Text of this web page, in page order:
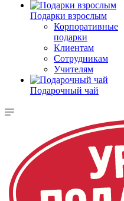
Подарки взрослым
Корпоративные
подарки
Клиентам
Сотрудникам
Учителям
Подарочный чай